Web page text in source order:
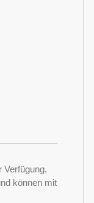
Verfügung.
können mit